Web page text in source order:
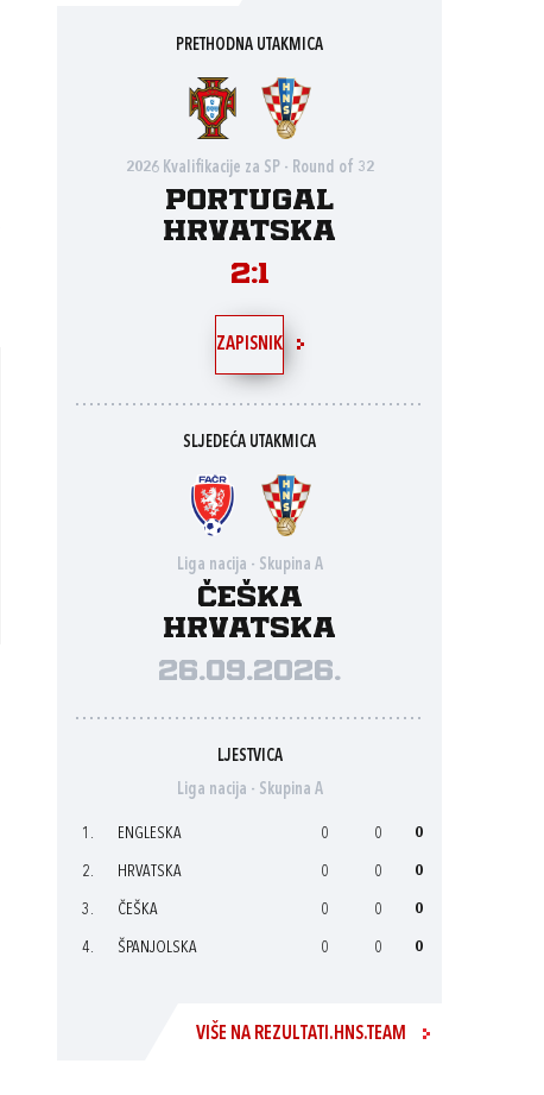
PRETHODNA UTAKMICA
2026 Kvalifikacije za SP - Round of 32
Portugal
Hrvatska
2:1
ZAPISNIK
SLJEDEĆA UTAKMICA
Liga nacija - Skupina A
Češka
Hrvatska
26.09.2026.
LJESTVICA
Liga nacija - Skupina A
1. ENGLESKA 0 0 0
2. HRVATSKA 0 0 0
3. ČEŠKA 0 0 0
4. ŠPANJOLSKA 0 0 0
VIŠE NA REZULTATI.HNS.TEAM